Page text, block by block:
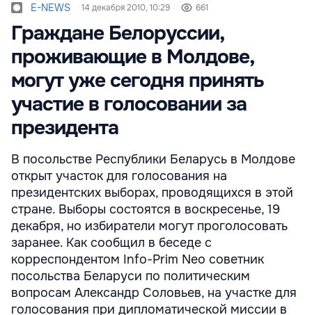
E-NEWS 14 декабря 2010, 10:29 661
Граждане Белоруссии,
проживающие в Молдове,
могут уже сегодня принять
участие в голосовании за
президента
В посольстве Республики Беларусь в Молдове
открыт участок для голосования на
президентских выборах, проводящихся в этой
стране. Выборы состоятся в воскресенье, 19
декабря, но избиратели могут проголосовать
заранее. Как сообщил в беседе с
корреспондентом Info-Prim Neo советник
посольства Беларуси по политическим
вопросам Александр Соловьев, на участке для
голосования при дипломатической миссии в